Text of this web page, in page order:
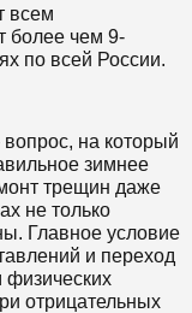
всем
более чем 9-
по всей России.
на который
зимнее
трещин даже
не только
Главное условие
и переход
физических
отрицательных